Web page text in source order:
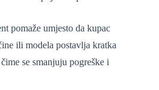
pomaže umjesto da kupac
ili modela postavlja kratka
se smanjuju pogreške i